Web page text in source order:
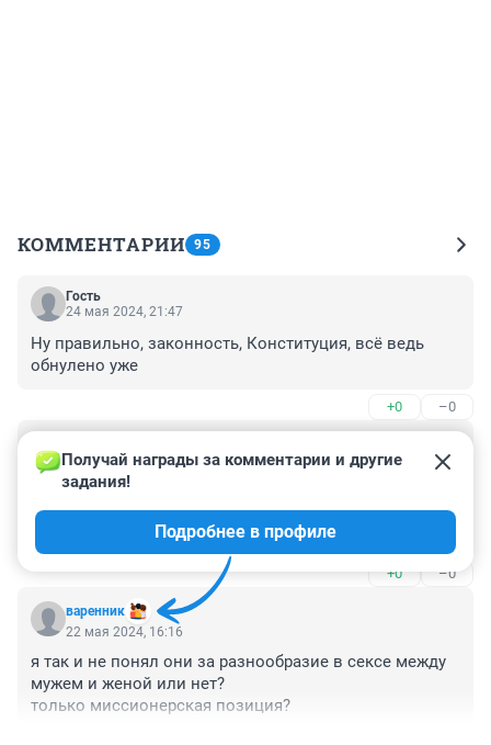
КОММЕНТАРИИ 95
Гость
24 мая 2024, 21:47
Ну правильно, законность, Конституция, всё ведь
обнулено уже
+0 –0
24 мая 2024, 19:45
Религия - опиум для народа. Можно быть диким и
искать евреев в турбине самолёта при этом бить себя
в грудь, "львы" , но с мозгами рептилий.
+0 –0
варенник
Получай награды за комментарии и другие
задания!
Подробнее в профиле
22 мая 2024, 16:16
я так и не понял они за разнообразие в сексе между
мужем и женой или нет?
только миссионерская позиция?